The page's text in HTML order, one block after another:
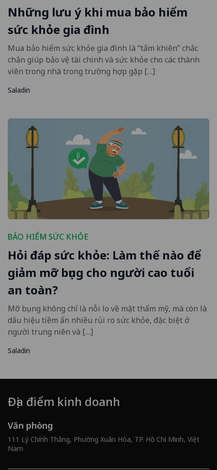
Những lưu ý khi mua bảo hiểm
sức khỏe gia đình
Mua bảo hiểm sức khỏe gia đình là “tấm khiên” chắc
chắn giúp bảo vệ tài chính và sức khỏe cho các thành
viên trong nhà trong trường hợp gặp […]
Saladin
BẢO HIỂM SỨC KHỎE
Hỏi đáp sức khỏe: Làm thế nào để
giảm mỡ bụng cho người cao tuổi
an toàn?
Mỡ bụng không chỉ là nỗi lo về mặt thẩm mỹ, mà còn là
dấu hiệu tiềm ẩn nhiều rủi ro sức khỏe, đặc biệt ở
người trung niên và […]
Saladin
Địa điểm kinh doanh
Văn phòng
111 Lý Chính Thắng, Phường Xuân Hòa, TP. Hồ Chí Minh, Việt
Nam